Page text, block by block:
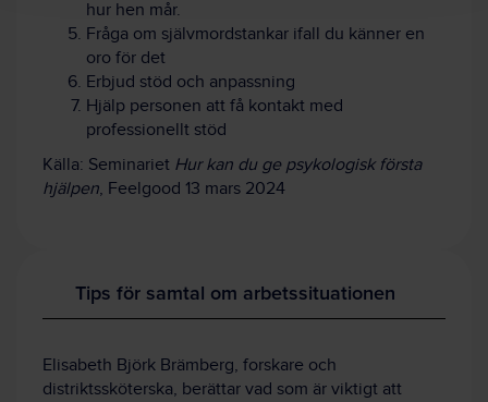
hur hen mår.
Fråga om självmordstankar ifall du känner en
oro för det
Erbjud stöd och anpassning
Hjälp personen att få kontakt med
professionellt stöd
Källa: Seminariet Hur kan du ge psykologisk första
hjälpen, Feelgood 13 mars 2024
Tips för samtal om arbetssituationen
Elisabeth Björk Brämberg, forskare och
distriktssköterska, berättar vad som är viktigt att